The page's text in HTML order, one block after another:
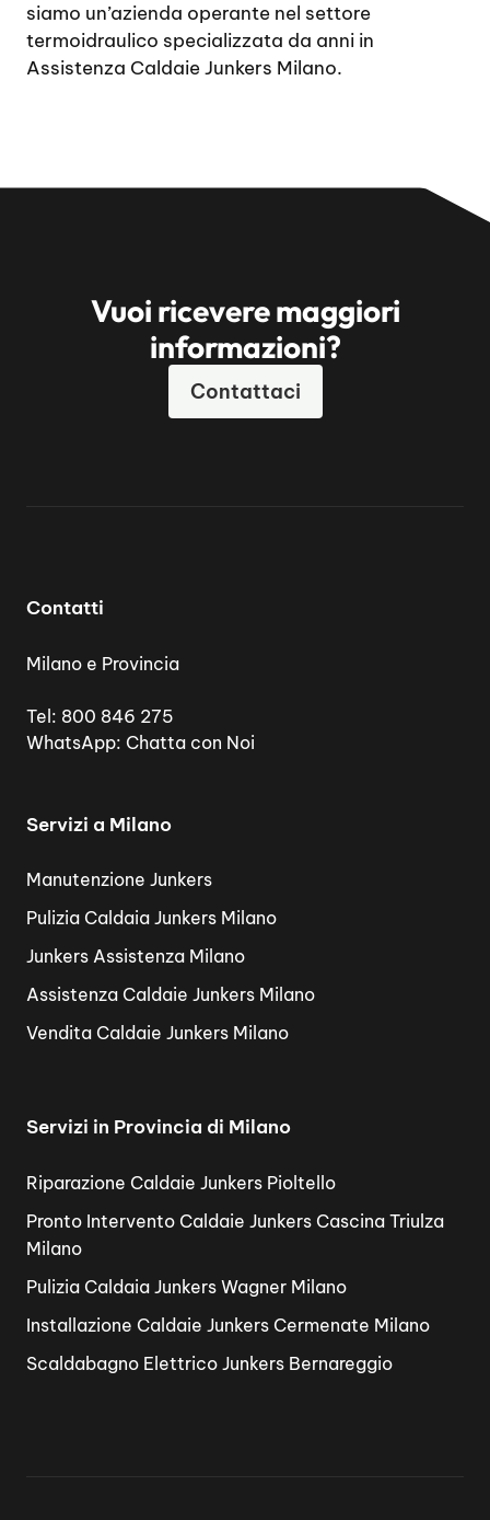
siamo un’azienda operante nel settore
termoidraulico specializzata da anni in
Assistenza Caldaie Junkers Milano.
Vuoi ricevere maggiori
informazioni?
Contattaci
Contatti
Milano e Provincia
Tel: 800 846 275
WhatsApp: Chatta con Noi
Servizi a Milano
Manutenzione Junkers
Pulizia Caldaia Junkers Milano
Junkers Assistenza Milano
Assistenza Caldaie Junkers Milano
Vendita Caldaie Junkers Milano
Servizi in Provincia di Milano
Riparazione Caldaie Junkers Pioltello
Pronto Intervento Caldaie Junkers Cascina Triulza
Milano
Pulizia Caldaia Junkers Wagner Milano
Installazione Caldaie Junkers Cermenate Milano
Scaldabagno Elettrico Junkers Bernareggio